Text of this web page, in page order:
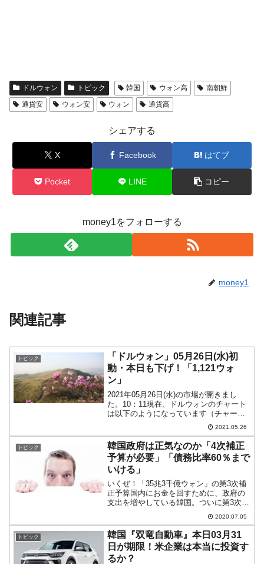
ドルウォン トピック 韓国 ウォン高
南朝鮮
通貨安
ウォン安 ウォン 通貨高
シェアする
X Facebook はてブ
Pocket LINE コピー
money1をフォローする
money1
関連記事
トピック
「ドルウォン」05月26日(水)初
動・本日も下げ！「1,121ウォ
ン」
2021年05月26日(水)の市場が開きまし
た。10：11現在、ドルウォンのチャート
は以下のようになっています（チャート
は『Investing.com』より引用）。本日も
下げで始まっています。現在のところ「1
ドル＝1,121ウォン」近辺の攻...
2021.05.26
トピック
韓国政府は正気なのか「4次補正
予算が必要」「債務比率60％まで
いける」
いくぜ！「35兆3千億ウォン」の第3次補
正予算国内にお金を回すために、政府の
支出を増やしている韓国。ついに第3次補
正予算まで編成されることになり、政府
案の予算規模は「35兆3,000億ウォン」で
した。簡単にいえば、「政府が35兆3,000
億...
2020.07.05
トピック
韓国『双竜自動車』本日03月31
日が期限！米企業は本当に投資す
るか？